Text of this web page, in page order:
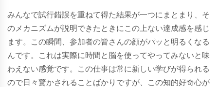
みんなで試行錯誤を重ねて得た結果が一つにまとまり、そ
のメカニズムが説明できたときにこの上ない達成感を感じ
ます。この瞬間、参加者の皆さんの顔がパッと明るくなる
んです。これは実際に時間と脳を使ってやってみないと味
わえない感覚です。この仕事は常に新しい学びが得られる
ので日々驚かされることばかりですが、この知的好奇心が